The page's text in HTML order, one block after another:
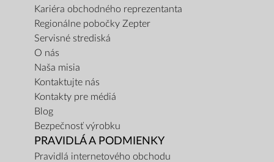
Kariéra obchodného reprezentanta
Regionálne pobočky Zepter
Servisné strediská
O nás
Naša misia
Kontaktujte nás
Kontakty pre médiá
Blog
Bezpečnosť výrobku
PRAVIDLÁ A PODMIENKY
Pravidlá internetového obchodu